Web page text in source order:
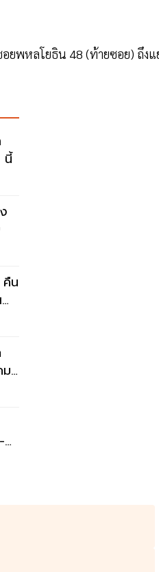
อยพหลโยธิน 48 (ท้ายซอย) ถึงแ
นี้
คืน
7